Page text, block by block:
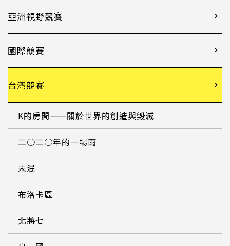
亞洲視野競賽
國際競賽
台灣競賽
K的房間——關於世界的創造與毀滅
二○二○年的一場雨
未泯
布洛卡區
北將七